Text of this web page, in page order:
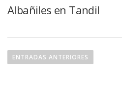
Albañiles en Tandil
ENTRADAS ANTERIORES